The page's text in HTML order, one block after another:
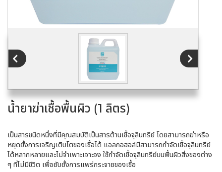
น้ำยาฆ่าเชื้อพื้นผิว (1 ลิตร)
เป็นสารชนิดหนึ่งที่มีคุณสมบัติเป็นสารต้านเชื้อจุลินทรีย์ โดยสามารถฆ่าหรือ
หยุดยั้งการเจริญเติบโตของเชื้อได้ แอลกอฮอล์มีสามารถกำจัดเชื้อจุลินทรีย์
ได้หลากหลายและไม่จำเพาะเจาะจง ใช้กำจัดเชื้อจุลินทรีย์บนพื้นผิวสิ่งของต่าง
ๆ ที่ไม่มีชีวิต เพื่อยับยั้งการแพร่กระจายของเชื้อ